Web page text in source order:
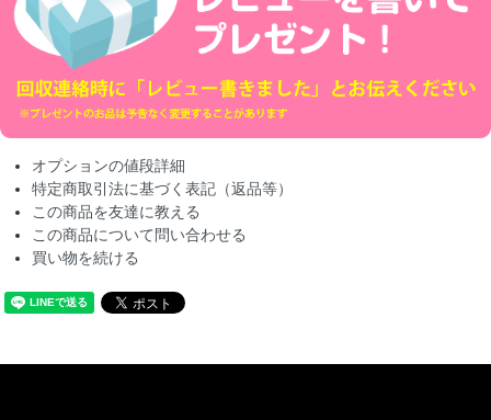
オプションの値段詳細
特定商取引法に基づく表記（返品等）
この商品を友達に教える
この商品について問い合わせる
買い物を続ける